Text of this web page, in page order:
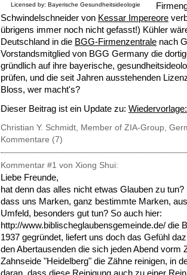
Licensed by: Bayerische Gesundheitsideologie
Schwindelschneider von Kessar Impereore
übrigens immer noch nicht gefasst!) Kühler
Deutschland in die BGG-Firmenzentrale nach
Vorstandsmitglied von BGG Germany die
gründlich auf ihre bayerische,
prüfen, und die seit Jahren ausstehenden
Bloss, wer macht's?
Dieser Beitrag ist ein Update zu:
Christian Y. Schmidt, Member of ZIA-Group,
Kommentare (7)
Kommentar #1 von Xiong Shui:
Liebe Freunde,
hat denn das alles nicht etwas Glauben zu
dass uns Marken, ganz bestimmte Marken,
Umfeld, besonders gut tun? So auch hier:
http://www.biblischeglaubensgemeinde.de/ die
1937 gegründet, liefert uns doch das Gefühl
den Abertausenden die sich jeden Abend vorm
Zahnseide "Heidelberg" die Zähne reinigen, in
daran, dass diese Reinigung auch zu einer